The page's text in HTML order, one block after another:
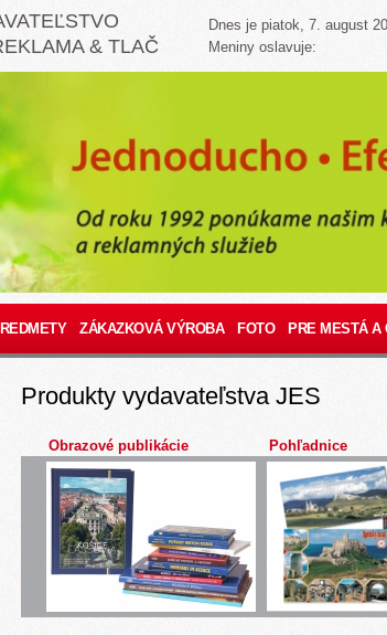
& TLAČ
Dnes je piatok, 7. august
Meniny oslavuje:
ZÁKAZKOVÁ VÝROBA FOTO PRE MESTÁ A
Produkty vydavateľstva JES
Obrazové publikácie Pohľadnice